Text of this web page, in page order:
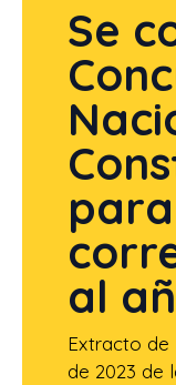
Se
al
Extracto de
de 2023 de